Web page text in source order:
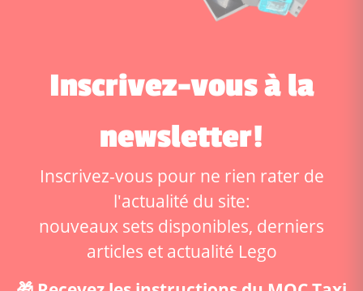
Inscrivez-vous à la
newsletter!
Inscrivez-vous pour ne rien rater de
l'actualité du site:
nouveaux sets disponibles, derniers
articles et actualité Lego